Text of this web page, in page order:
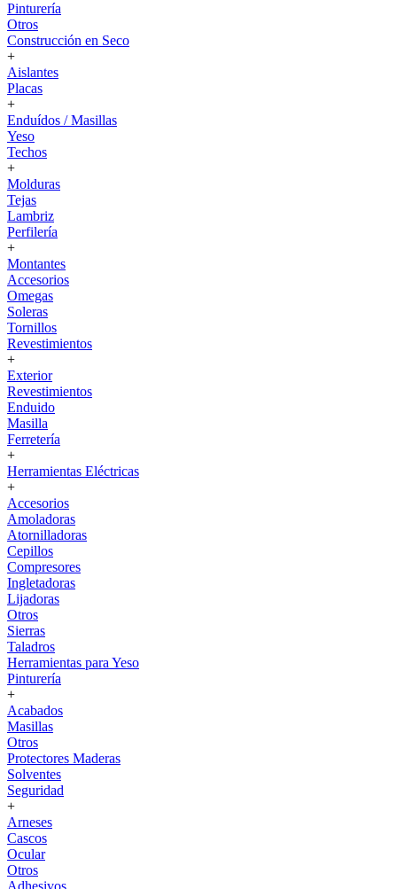
Pinturería
Otros
Construcción en Seco
+
Aislantes
Placas
+
Enduídos / Masillas
Yeso
Techos
+
Molduras
Tejas
Lambriz
Perfilería
+
Montantes
Accesorios
Omegas
Soleras
Tornillos
Revestimientos
+
Exterior
Revestimientos
Enduido
Masilla
Ferretería
+
Herramientas Eléctricas
+
Accesorios
Amoladoras
Atornilladoras
Cepillos
Compresores
Ingletadoras
Lijadoras
Otros
Sierras
Taladros
Herramientas para Yeso
Pinturería
+
Acabados
Masillas
Otros
Protectores Maderas
Solventes
Seguridad
+
Arneses
Cascos
Ocular
Otros
Adhesivos